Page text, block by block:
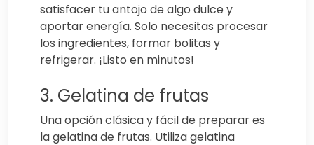
satisfacer tu antojo de algo dulce y
aportar energía. Solo necesitas procesar
los ingredientes, formar bolitas y
refrigerar. ¡Listo en minutos!
3. Gelatina de frutas
Una opción clásica y fácil de preparar es
la gelatina de frutas. Utiliza gelatina